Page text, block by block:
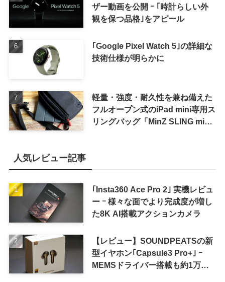
ザー動画を公開 ｰ ｢時計らしい外
観を保つ品格｣をアピール
｢Google Pixel Watch 5｣の詳細な
技術仕様が明らかに
軽量・強度・耐久性を兼ね備えた
フルオープン式のiPad mini専用ス
リングバッグ「MinZ SLING mini
人気レビュー記事
｢Insta360 Ace Pro 2｣ 実機レビュ
ー ｰ 様々な面でより完成度が増し
た8K AI搭載アクションカメラ
【レビュー】SOUNDPEATSの新
型イヤホン｢Capsule3 Pro+｣ ｰ
MEMSドライバー搭載も約1万円